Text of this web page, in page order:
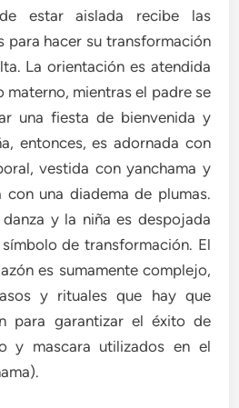
estar aislada recibe las
para hacer su transformación
La orientación es atendida
materno, mientras el padre se
una fiesta de bienvenida y
entonces, es adornada con
vestida con yanchama y
con una diadema de plumas.
y la niña es despojada
de transformación. El
es sumamente complejo,
y rituales que hay que
para garantizar el éxito de
y mascara utilizados en el